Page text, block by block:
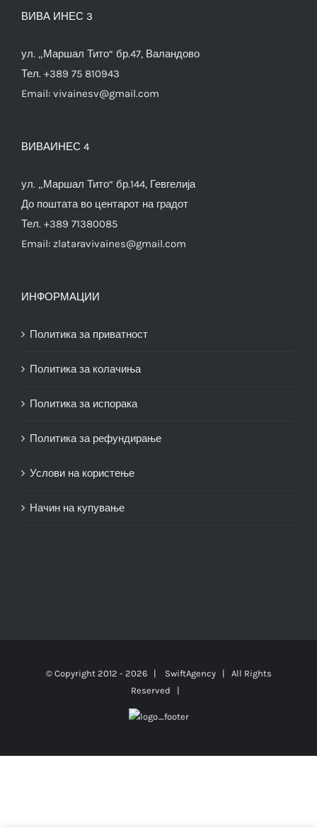
ВИВА ИНЕС 3
ул. „Маршал Тито“ бр.47, Валандово
Тел. +389 75 810943
Email: vivainesv@gmail.com
ВИВАИНЕС 4
ул. „Маршал Тито“ бр.144, Гевгелија
До поштата во центарот на градот
Тел. +389 71380085
Email: zlataravivaines@gmail.com
ИНФОРМАЦИИ
Политика за приватност
Политика за колачиња
Политика за испорака
Политика за рефундирање
Услови на користење
Начин на купување
© Copyright 2012 - 2026 | SwiftAgency| All Rights
Reserved |